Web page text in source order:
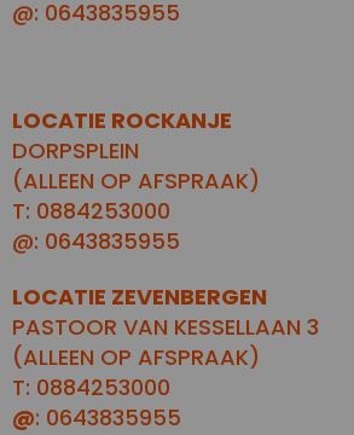
@: 0643835955
LOCATIE ROCKANJE
DORPSPLEIN
(ALLEEN OP AFSPRAAK)
T: 0884253000
@: 0643835955
LOCATIE ZEVENBERGEN
PASTOOR VAN KESSELLAAN 3
(ALLEEN OP AFSPRAAK)
T: 0884253000
@: 0643835955